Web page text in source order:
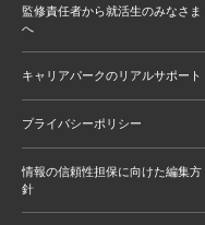
監修責任者から就活生のみなさま
へ
キャリアパークのリアルサポート
プライバシーポリシー
情報の信頼性担保に向けた編集方
針